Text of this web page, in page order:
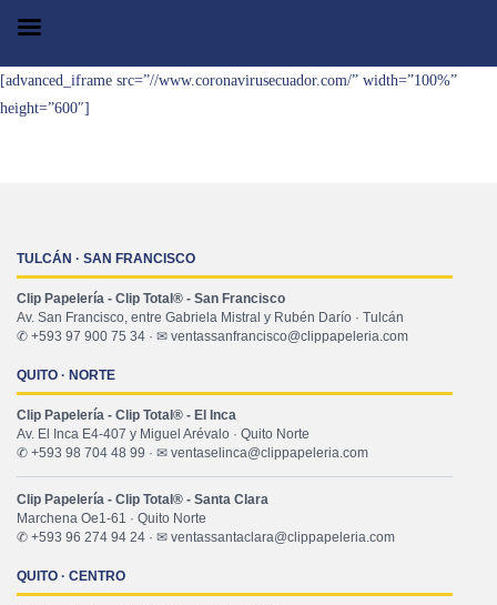
[advanced_iframe src=”//www.coronavirusecuador.com/” width=”100%”
height=”600″]
TULCÁN · SAN FRANCISCO
Clip Papelería - Clip Total® - San Francisco
Av. San Francisco, entre Gabriela Mistral y Rubén Darío · Tulcán
✆ +593 97 900 75 34 · ✉ ventassanfrancisco@clippapeleria.com
QUITO · NORTE
Clip Papelería - Clip Total® - El Inca
Av. El Inca E4-407 y Miguel Arévalo · Quito Norte
✆ +593 98 704 48 99 · ✉ ventaselinca@clippapeleria.com
Clip Papelería - Clip Total® - Santa Clara
Marchena Oe1-61 · Quito Norte
✆ +593 96 274 94 24 · ✉ ventassantaclara@clippapeleria.com
QUITO · CENTRO